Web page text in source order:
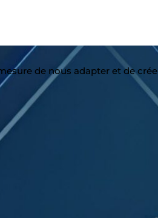
de nous adapter et de